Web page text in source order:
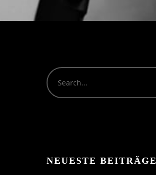
NEUESTE BEITRÄGE